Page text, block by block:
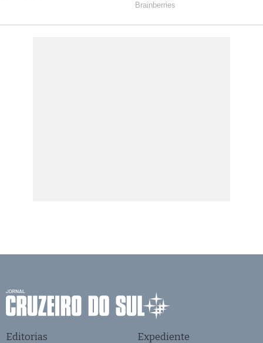
Editorias Expediente